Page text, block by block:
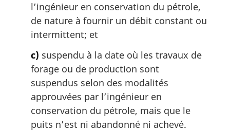
l’ingénieur en conservation du pétrole,
de nature à fournir un débit constant ou
intermittent; et
c) suspendu à la date où les travaux de
forage ou de production sont
suspendus selon des modalités
approuvées par l’ingénieur en
conservation du pétrole, mais que le
puits n’est ni abandonné ni achevé.